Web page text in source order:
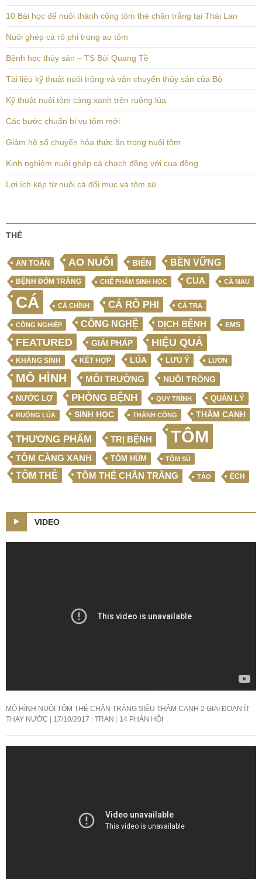
10 Bài học để nuôi thành công tôm thẻ chân trắng tại Thái Lan
Nuôi ghép cá rô phi trong ao tôm
Bệnh học thủy sản – TS Bùi Quang Tề
Tài liệu kỹ thuật nuôi trông và vận chuyển thủy sản của Bộ
Kỹ thuật nuôi tôm càng xanh trên ruộng lúa
Các bước chuẩn bị vụ tôm mới
Giảm hệ số chuyển hóa thức ăn trong nuôi tôm
Kinh nghiệm nuôi ghép cá chạch đồng với cua đồng
Lợi ích kép từ nuôi cá đối mục và tôm sú
THẺ
AN TOÀN AO NUÔI BIỂN BỀN VỮNG
BỆNH ĐỐM TRẮNG CHẾ PHẨM SINH HỌC CUA CÀ MAU
CÁ CÁ CHÌNH CÁ RÔ PHI CÁ TRA
CÔNG NGHIỆP CÔNG NGHỆ DỊCH BỆNH EMS
FEATURED GIẢI PHÁP HIỆU QUẢ
KHÁNG SINH KẾT HỢP LÚA LƯU Ý LƯƠN
MÔ HÌNH MÔI TRƯỜNG NUÔI TRỒNG
NƯỚC LỢ PHÒNG BỆNH QUY TRÌNH QUẢN LÝ
RUỘNG LÚA SINH HỌC THÀNH CÔNG THÂM CANH
THƯƠNG PHẨM TRỊ BỆNH TÔM
TÔM CÀNG XANH TÔM HÙM TÔM SÚ
TÔM THẺ TÔM THẺ CHÂN TRẮNG TẢO ẾCH
VIDEO
MÔ HÌNH NUÔI TÔM THẺ CHÂN TRẮNG SIÊU THÂM CANH 2 GIAI ĐOẠN ÍT
THAY NƯỚC
17/10/2017 TRAN 14 PHẢN HỒI